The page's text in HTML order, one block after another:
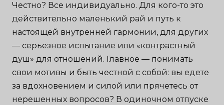
Честно? Все индивидуально. Для кого-то это
действительно маленький рай и путь к
настоящей внутренней гармонии, для других
— серьезное испытание или «контрастный
душ» для отношений. Главное — понимать
свои мотивы и быть честной с собой: вы едете
за вдохновением и силой или прячетесь от
нерешенных вопросов? В одиночном отпуске